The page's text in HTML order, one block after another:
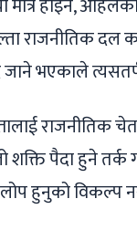
राजनीतिक
भएकाले
राजनीतिक
शक्ति पैदा हुने
हुनुको विकल्प